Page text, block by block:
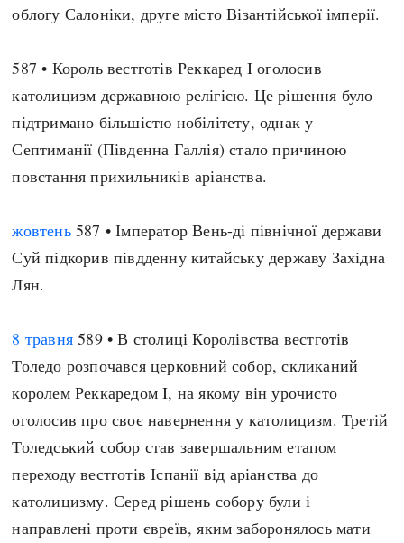
облогу Салоніки, друге місто Візантійської імперії.
587 • Король вестготів Реккаред I оголосив
католицизм державною релігією. Це рішення було
підтримано більшістю нобілітету, однак у
Септиманії (Південна Галлія) стало причиною
повстання прихильників аріанства.
жовтень587 • Імператор Вень-ді північної держави
Суй підкорив півдденну китайську державу Західна
Лян.
8 травня 589 • В столиці Королівства вестготів
Толедо розпочався церковний собор, скликаний
королем Реккаредом I, на якому він урочисто
оголосив про своє навернення у католицизм. Третій
Толедський собор став завершальним етапом
переходу вестготів Іспанії від аріанства до
католицизму. Серед рішень собору були і
направлені проти євреїв, яким заборонялось мати